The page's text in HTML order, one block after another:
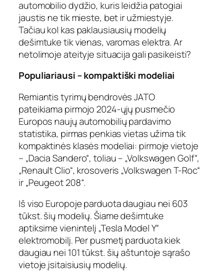
automobilio dydžio, kuris leidžia patogiai
jaustis ne tik mieste, bet ir užmiestyje.
Tačiau kol kas paklausiausių modelių
dešimtuke tik vienas, varomas elektra. Ar
netolimoje ateityje situacija gali pasikeisti?
Populiariausi – kompaktiški modeliai
Remiantis tyrimų bendrovės JATO
pateikiama pirmojo 2024-ųjų pusmečio
Europos naujų automobilių pardavimo
statistika, pirmas penkias vietas užima tik
kompaktinės klasės modeliai: pirmoje vietoje
– „Dacia Sandero“, toliau – „Volkswagen Golf“,
„Renault Clio“, krosoveris „Volkswagen T-Roc“
ir „Peugeot 208“.
Iš viso Europoje parduota daugiau nei 603
tūkst. šių modelių. Šiame dešimtuke
aptiksime vienintelį „Tesla Model Y“
elektromobilį. Per pusmetį parduota kiek
daugiau nei 101 tūkst. šių aštuntoje sąrašo
vietoje įsitaisiusių modelių.